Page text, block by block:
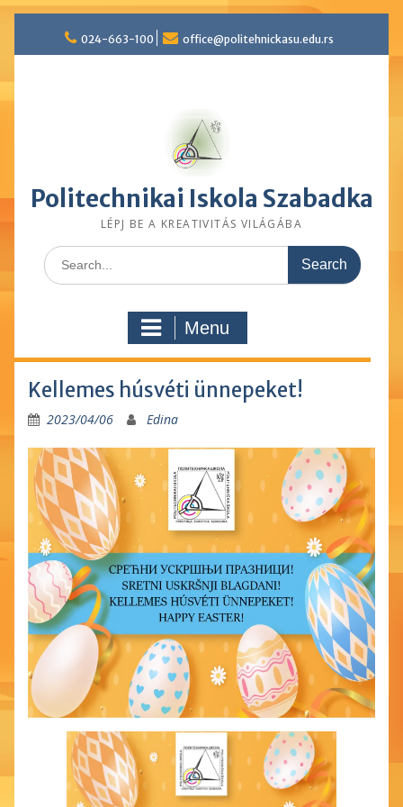
content
024-663-100 office@politehnickasu.edu.rs
Politechnikai Iskola Szabadka
LÉPJ BE A KREATIVITÁS VILÁGÁBA
Search
for:
Menu
Kellemes húsvéti ünnepeket!
2023/04/06 Edina